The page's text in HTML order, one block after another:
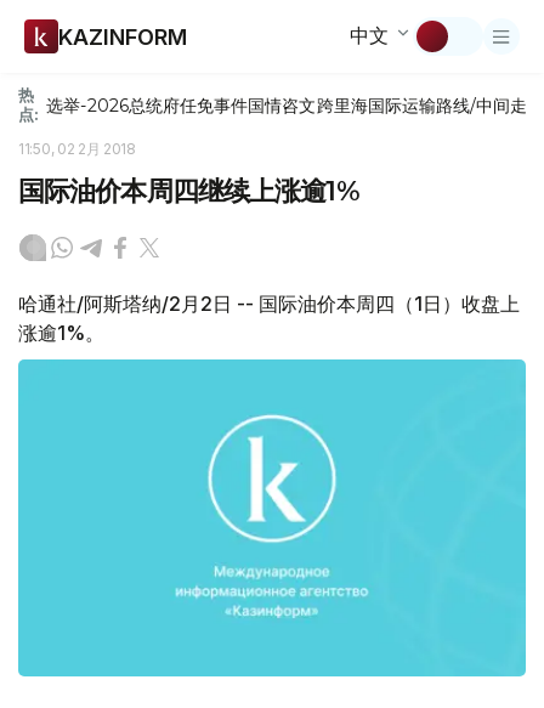
KAZINFORM 中文
热
点: 选举-2026总统府任免事件国情咨文跨里海国际运输路线/中间走廊
11:50, 02 2月 2018
国际油价本周四继续上涨逾1%
哈通社/阿斯塔纳/2月2日 -- 国际油价本周四（1日）收盘上
涨逾1%。